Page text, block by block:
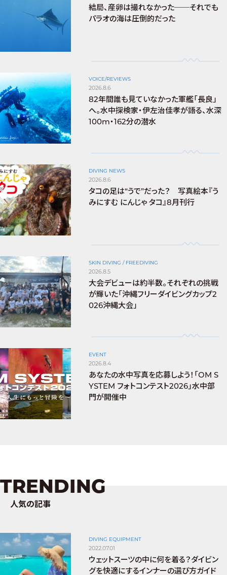
結局、産卵は撮れなかった──それでも
パラオの海は圧倒的だった
VOICE/REVIEWS
2026.8.6
82年間誰も見ていなかった軍艦「長良」
へ。水中探検家・伊左治佳孝が語る、水深
100m・162分の潜水
DIVING NEWS
2026.8.6
タコの足は“うで”だった？ 写真絵本『う
みにすむ にんじゃ タコ』8月刊行
SKIN DIVING / FREEDIVING
2026.8.5
大会デビューは約半数。それぞれの挑戦
が輝いた「沖縄フリーダイビングカップ2
026沖縄大会」
EVENT
2026.8.4
あなたの水中写真を応募しよう！「OM S
YSTEM フォトコンテスト2026」水中部
門が開催中
TRENDING
人気の記事
DIVING EQUIPMENT
2022.07.01
ウェットスーツの中に何を着る？ダイビン
グを快適にするインナーの選び方ガイド